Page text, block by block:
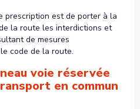
prescription est de porter à la
la route les interdictions et
de mesures
code de la route.
voie réservée
en commun